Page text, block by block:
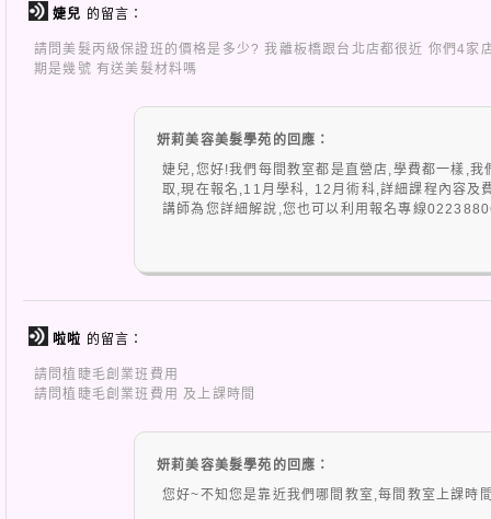
婕兒 的留言：
請問美髮丙級保證班的價格是多少? 我離板橋跟台北店都很近 你們4家
期是幾號 有送美髮材料嗎
妍莉美容美髮學苑的回應：
婕兒,您好!我們每間教室都是直營店,學費都一樣,
取,現在報名,11月學科, 12月術科,詳細課程內容及
講師為您詳細解說,您也可以利用報名專線
啦啦 的留言：
請問植睫毛創業班費用
請問植睫毛創業班費用 及上課時間
妍莉美容美髮學苑的回應：
您好~不知您是靠近我們哪間教室,每間教室上課時